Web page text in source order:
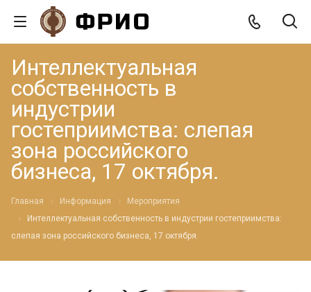
Интеллектуальная
собственность в
индустрии
гостеприимства: слепая
зона российского
бизнеса, 17 октября.
Главная Информация
Мероприятия
Интеллектуальная собственность в индустрии гостеприимства:
слепая зона российского бизнеса, 17 октября.